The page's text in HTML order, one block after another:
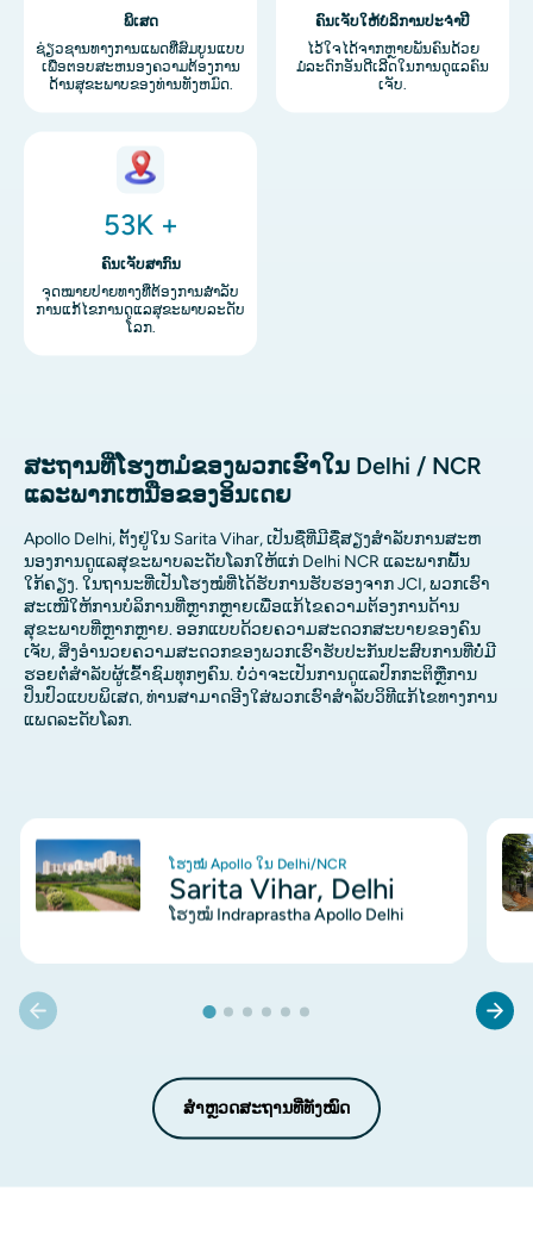
ພິເສດ
ຊ່ຽວຊານທາງການແພດທີ່ສົມບູນແບບ
ເພື່ອຕອບສະຫນອງຄວາມຕ້ອງການ
ດ້ານສຸຂະພາບຂອງທ່ານທັງຫມົດ.
ຄົນເຈັບໃຫ້ບໍລິການປະຈໍາປີ
ໄວ້ໃຈໄດ້ຈາກຫຼາຍພັນຄົນດ້ວຍ
ມໍລະດົກອັນດີເລີດໃນການດູແລຄົນ
ເຈັບ.
ຮູບພາບ
53K +
ຄົນເຈັບສາກົນ
ຈຸດໝາຍປາຍທາງທີ່ຕ້ອງການສຳລັບ
ການແກ້ໄຂການດູແລສຸຂະພາບລະດັບ
ໂລກ.
ສະຖານທີ່ໂຮງຫມໍຂອງພວກເຮົາໃນ Delhi / NCR
ແລະພາກເຫນືອຂອງອິນເດຍ
Apollo Delhi, ຕັ້ງຢູ່ໃນ Sarita Vihar, ເປັນຊື່ທີ່ມີຊື່ສຽງສໍາລັບການສະຫ
ນອງການດູແລສຸຂະພາບລະດັບໂລກໃຫ້ແກ່ Delhi NCR ແລະພາກພື້ນ
ໃກ້ຄຽງ. ໃນຖານະທີ່ເປັນໂຮງໝໍທີ່ໄດ້ຮັບການຮັບຮອງຈາກ JCI, ພວກເຮົາ
ສະເໜີໃຫ້ການບໍລິການທີ່ຫຼາກຫຼາຍເພື່ອແກ້ໄຂຄວາມຕ້ອງການດ້ານ
ສຸຂະພາບທີ່ຫຼາກຫຼາຍ. ອອກແບບດ້ວຍຄວາມສະດວກສະບາຍຂອງຄົນ
ເຈັບ, ສິ່ງອໍານວຍຄວາມສະດວກຂອງພວກເຮົາຮັບປະກັນປະສົບການທີ່ບໍ່ມີ
ຮອຍຕໍ່ສໍາລັບຜູ້ເຂົ້າຊົມທຸກໆຄົນ. ບໍ່ວ່າຈະເປັນການດູແລປົກກະຕິຫຼືການ
ປິ່ນປົວແບບພິເສດ, ທ່ານສາມາດອີງໃສ່ພວກເຮົາສໍາລັບວິທີແກ້ໄຂທາງການ
ແພດລະດັບໂລກ.
ຮູບພາບ
ໂຮງໝໍ Apollo ໃນ Delhi/NCR
Sarita Vihar, Delhi
ໂຮງໝໍ Indraprastha Apollo Delhi
ຮູບ
ສຳຫຼວດສະຖານທີ່ທັງໝົດ